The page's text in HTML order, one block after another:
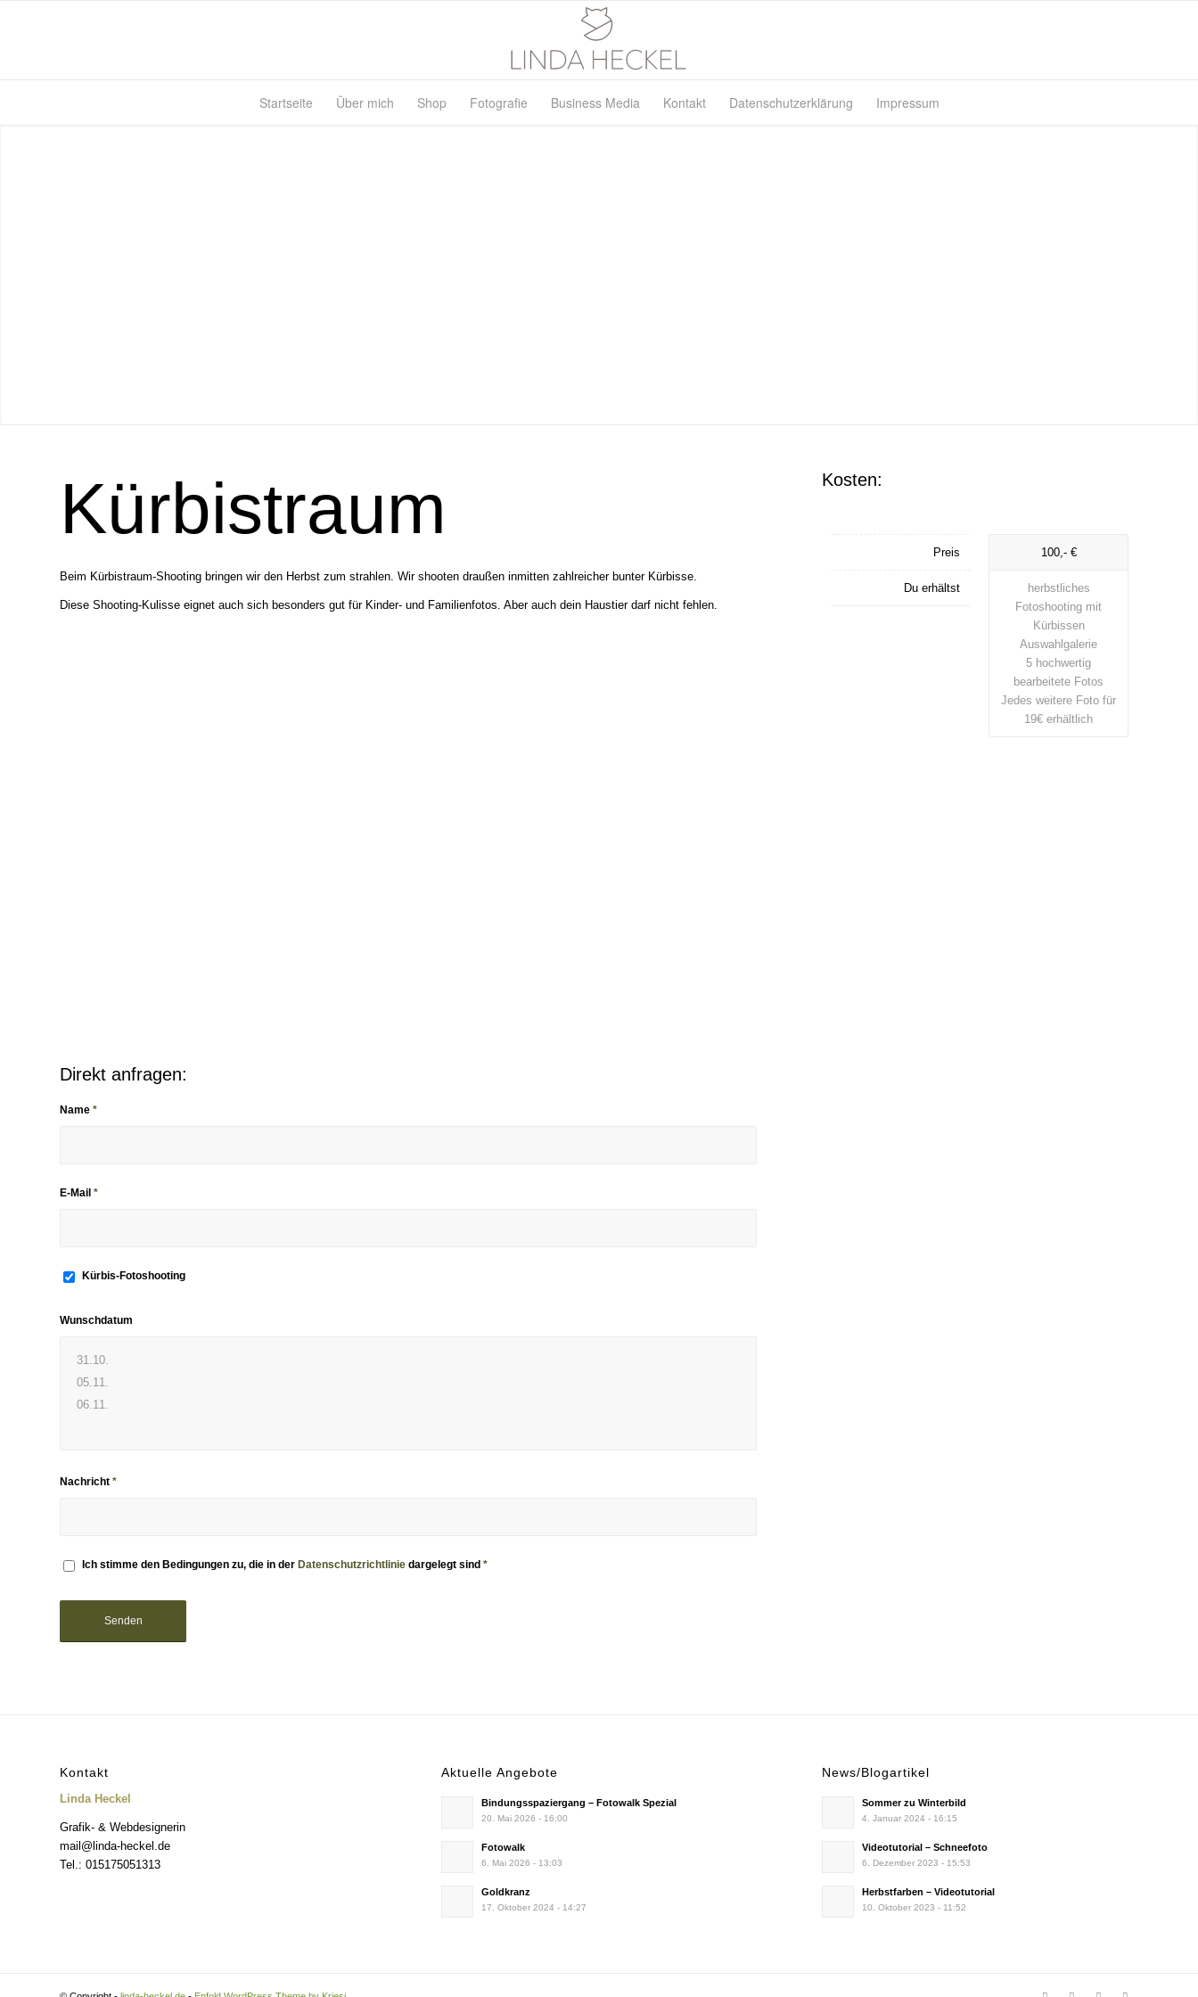
Startseite Über mich Shop Fotografie Business Media Kontakt Datenschutzerklärung Impressum
Kürbistraum
Beim Kürbistraum-Shooting bringen wir den Herbst zum strahlen. Wir shooten draußen inmitten zahlreicher bunter Kürbisse.
Diese Shooting-Kulisse eignet auch sich besonders gut für Kinder- und Familienfotos. Aber auch dein Haustier darf nicht fehlen.
Direkt anfragen:
Name *
E-Mail *
Kürbis-Fotoshooting
Wunschdatum
Nachricht *
Ich stimme den Bedingungen zu, die in der Datenschutzrichtlinie dargelegt sind *
Kosten:
Preis
Du erhältst
100,- €
herbstliches
Fotoshooting mit
Kürbissen
Auswahlgalerie
5 hochwertig
bearbeitete Fotos
Jedes weitere Foto für
19€ erhältlich
Kontakt
Linda Heckel
Grafik- & Webdesignerin
mail@linda-heckel.de
Tel.: 015175051313
Aktuelle Angebote
Bindungsspaziergang – Fotowalk Spezial
20. Mai 2026 - 16:00
Fotowalk
6. Mai 2026 - 13:03
Goldkranz
17. Oktober 2024 - 14:27
News/Blogartikel
Sommer zu Winterbild
4. Januar 2024 - 16:15
Videotutorial – Schneefoto
6. Dezember 2023 - 15:53
Herbstfarben – Videotutorial
10. Oktober 2023 - 11:52